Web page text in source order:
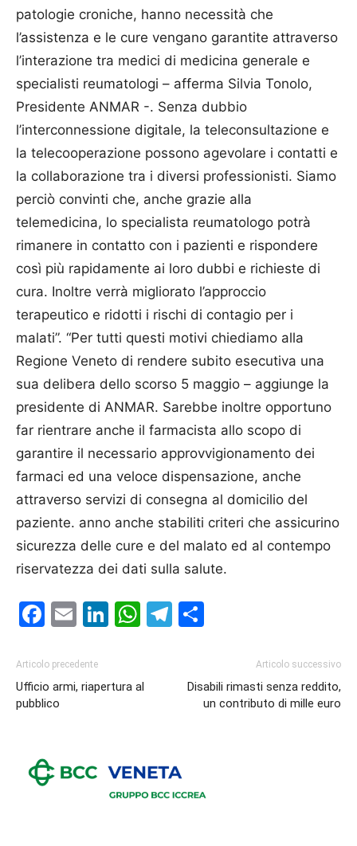
patologie croniche, hanno necessità che
l’assistenza e le cure vengano garantite attraverso
l’interazione tra medici di medicina generale e
specialisti reumatologi – afferma Silvia Tonolo,
Presidente ANMAR -. Senza dubbio
l’interconnessione digitale, la teleconsultazione e
la telecooperazione possono agevolare i contatti e
la collaborazione tra i diversi professionisti. Siamo
perciò convinti che, anche grazie alla
telemedicina, lo specialista reumatologo potrà
rimanere in contatto con i pazienti e rispondere
così più rapidamente ai loro dubbi e richieste di
cura. Inoltre verrà migliorato l’approccio
terapeutico e ridotti i rischi di contagio per i
malati”. “Per tutti questi motivi chiediamo alla
Regione Veneto di rendere subito esecutiva una
sua delibera dello scorso 5 maggio – aggiunge la
presidente di ANMAR. Sarebbe inoltre opportuno
far rientrare anche il farmacista allo scopo di
garantire il necessario approvvigionamento dei
farmaci ed una veloce dispensazione, anche
attraverso servizi di consegna al domicilio del
paziente. anno anche stabiliti criteri che assicurino
sicurezza delle cure e del malato ed al contempo
riservatezza dei dati sulla salute.
Facebook
EmailLinkedIn
WhatsApp
Telegram
Articolo precedente
Ufficio armi, riapertura al
pubblico
Articolo successivo
Disabili rimasti senza reddito,
un contributo di mille euro